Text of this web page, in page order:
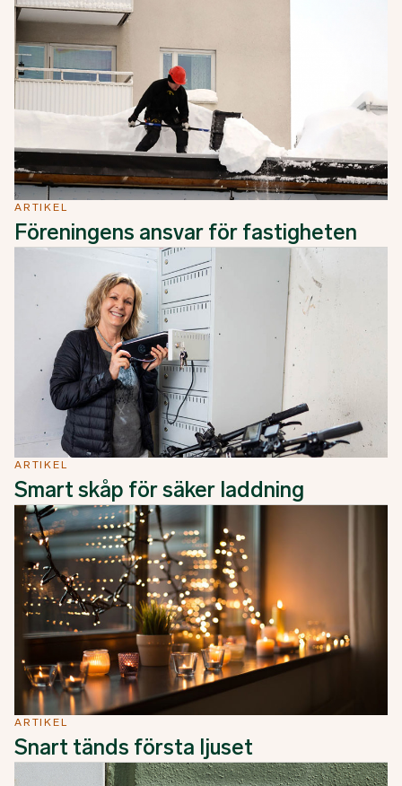
ARTIKEL
Föreningens ansvar för fastigheten
ARTIKEL
Smart skåp för säker laddning
ARTIKEL
Snart tänds första ljuset